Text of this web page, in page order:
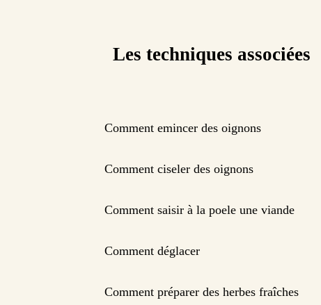
Les techniques associées
Comment emincer des oignons
Comment ciseler des oignons
Comment saisir à la poele une viande
Comment déglacer
Comment préparer des herbes fraîches